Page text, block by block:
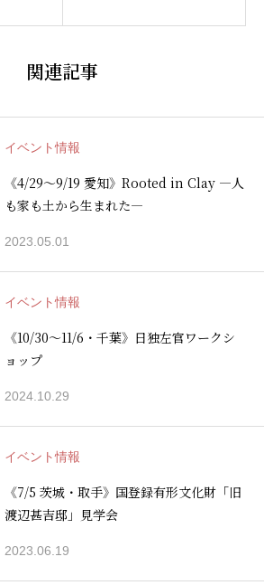
関連記事
イベント情報
《4/29〜9/19 愛知》Rooted in Clay ―人
も家も土から生まれた―
2023.05.01
イベント情報
《10/30〜11/6・千葉》日独左官ワークシ
ョップ
2024.10.29
イベント情報
《7/5 茨城・取手》国登録有形文化財「旧
渡辺甚吉邸」見学会
2023.06.19